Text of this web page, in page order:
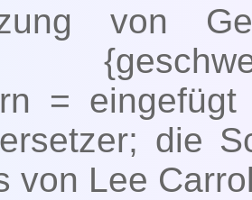
von
=
die
von Lee